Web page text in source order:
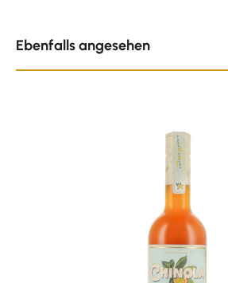
Ebenfalls angesehen